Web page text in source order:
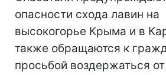
опасности схода лавин на
высокогорье Крыма и в
также обращаются к
просьбой воздержаться